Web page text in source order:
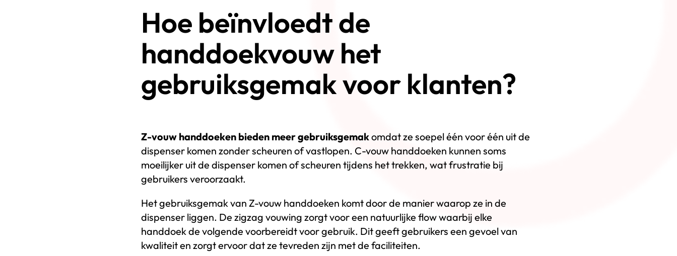
Hoe beïnvloedt de
handdoekvouw het
gebruiksgemak voor klanten?
Z-vouw handdoeken bieden meer gebruiksgemakomdat ze soepel één voor één uit de
dispenser komen zonder scheuren of vastlopen. C-vouw handdoeken kunnen soms
moeilijker uit de dispenser komen of scheuren tijdens het trekken, wat frustratie bij
gebruikers veroorzaakt.
Het gebruiksgemak van Z-vouw handdoeken komt door de manier waarop ze in de
dispenser liggen. De zigzag vouwing zorgt voor een natuurlijke flow waarbij elke
handdoek de volgende voorbereidt voor gebruik. Dit geeft gebruikers een gevoel van
kwaliteit en zorgt ervoor dat ze tevreden zijn met de faciliteiten.